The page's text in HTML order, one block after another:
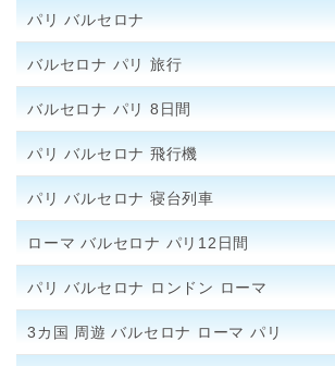
パリ バルセロナ
バルセロナ パリ 旅行
バルセロナ パリ 8日間
パリ バルセロナ 飛行機
パリ バルセロナ 寝台列車
ローマ バルセロナ パリ12日間
パリ バルセロナ ロンドン ローマ
3カ国 周遊 バルセロナ ローマ パリ